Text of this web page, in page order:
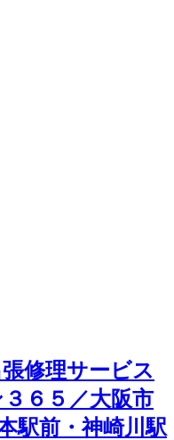
修理サービス
６５／大阪市
駅前・神崎川駅